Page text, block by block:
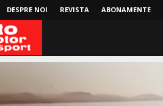
DESPRE NOI REVISTA ABONAMENTE